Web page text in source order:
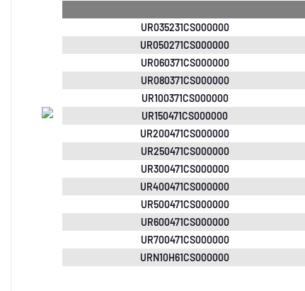
UR035231CS000000
UR050271CS000000
UR060371CS000000
UR080371CS000000
UR100371CS000000
UR150471CS000000
UR200471CS000000
UR250471CS000000
UR300471CS000000
UR400471CS000000
UR500471CS000000
UR600471CS000000
UR700471CS000000
URN10H61CS000000